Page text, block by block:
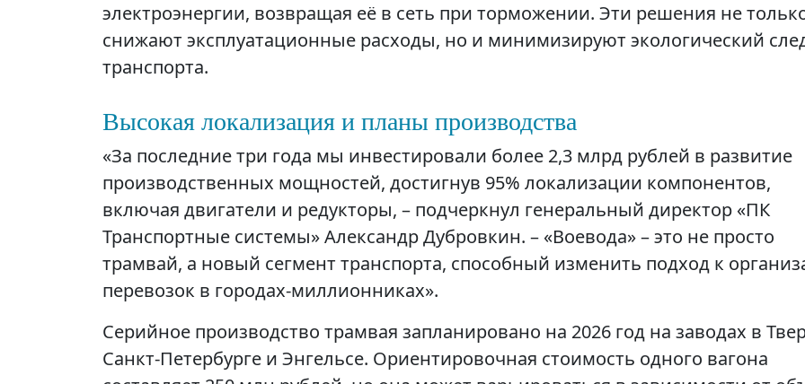
электроэнергии, возвращая её в сеть при торможении. Эти решения не
снижают эксплуатационные расходы, но и минимизируют экологический
транспорта.
Высокая локализация и планы производства
«За последние три года мы инвестировали более 2,3 млрд рублей в развитие
производственных мощностей, достигнув 95% локализации компонентов,
включая двигатели и редукторы, – подчеркнул генеральный директор «ПК
Транспортные системы» Александр Дубровкин. – «Воевода» – это не просто
трамвай, а новый сегмент транспорта, способный изменить подход к
перевозок в городах-миллионниках».
Серийное производство трамвая запланировано на 2026 год на заводах в
Санкт-Петербурге и Энгельсе. Ориентировочная стоимость одного вагона